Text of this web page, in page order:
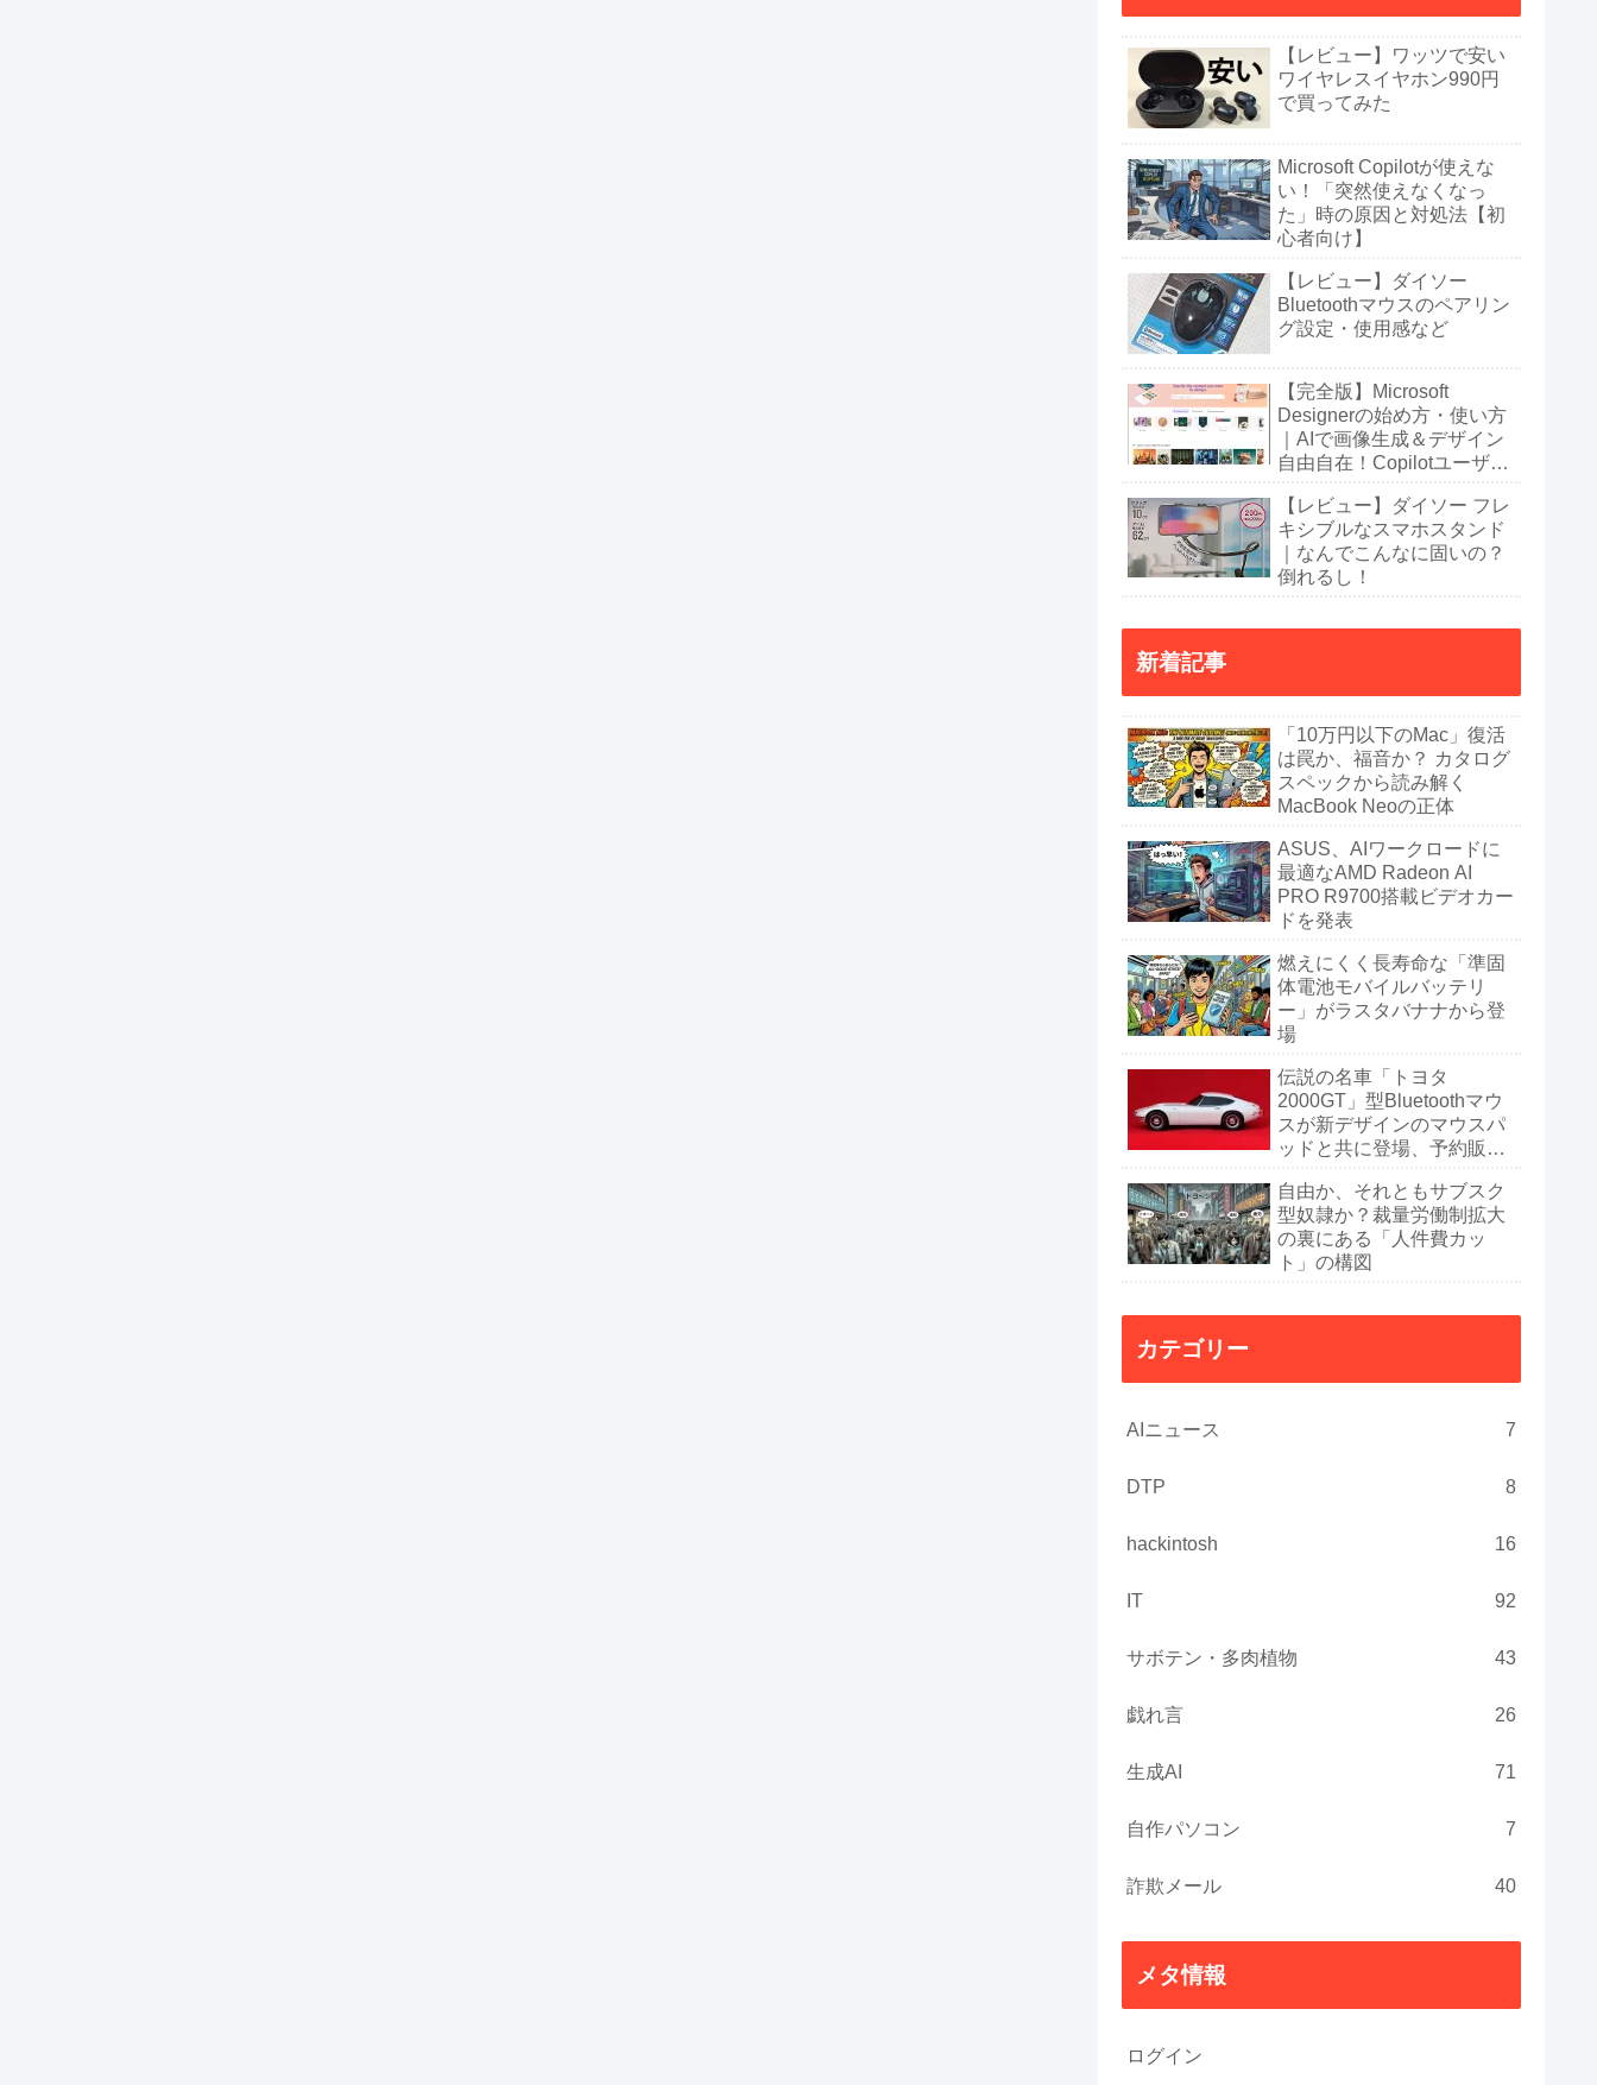
【レビュー】ワッツで安い
ワイヤレスイヤホン990円
で買ってみた
Microsoft Copilotが使えな
い！「突然使えなくなっ
た」時の原因と対処法【初
心者向け】
【レビュー】ダイソー
Bluetoothマウスのペアリン
グ設定・使用感など
【完全版】Microsoft
Designerの始め方・使い方
｜AIで画像生成＆デザイン
自由自在！Copilotユーザー
【レビュー】ダイソー フレ
キシブルなスマホスタンド
｜なんでこんなに固いの？
倒れるし！
新着記事
「10万円以下のMac」復活
は罠か、福音か？ カタログ
スペックから読み解く
MacBook Neoの正体
ASUS、AIワークロードに
最適なAMD Radeon AI
PRO R9700搭載ビデオカー
ドを発表
燃えにくく長寿命な「準固
体電池モバイルバッテリ
ー」がラスタバナナから登
場
伝説の名車「トヨタ
2000GT」型Bluetoothマウ
スが新デザインのマウスパ
ッドと共に登場、予約販売
自由か、それともサブスク
型奴隷か？裁量労働制拡大
の裏にある「人件費カッ
ト」の構図
カテゴリー
AIニュース 7
DTP 8
hackintosh 16
IT 92
サボテン・多肉植物 43
戯れ言 26
生成AI 71
自作パソコン 7
詐欺メール 40
メタ情報
ログイン